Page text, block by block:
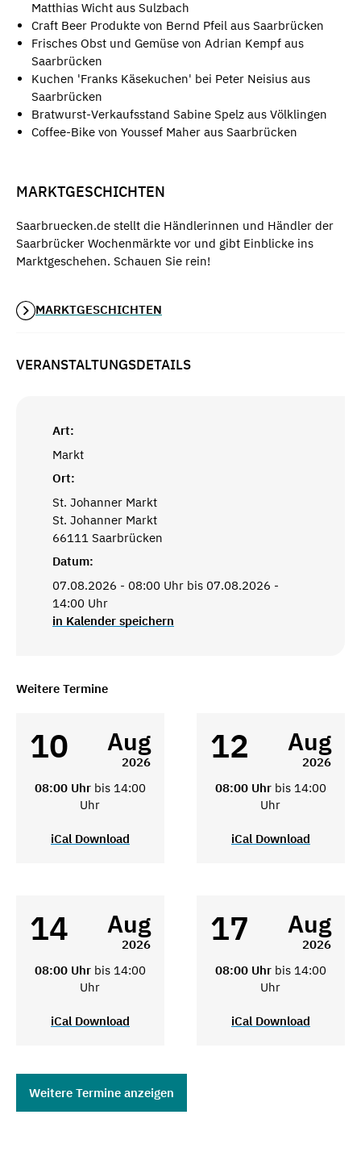
Matthias Wicht aus Sulzbach
Craft Beer Produkte von Bernd Pfeil aus Saarbrücken
Frisches Obst und Gemüse von Adrian Kempf aus
Saarbrücken
Kuchen 'Franks Käsekuchen' bei Peter Neisius aus
Saarbrücken
Bratwurst-Verkaufsstand Sabine Spelz aus Völklingen
Coffee-Bike von Youssef Maher aus Saarbrücken
MARKTGESCHICHTEN
Saarbruecken.de stellt die Händlerinnen und Händler der
Saarbrücker Wochenmärkte vor und gibt Einblicke ins
Marktgeschehen. Schauen Sie rein!
MARKTGESCHICHTEN
VERANSTALTUNGSDETAILS
Art:
Markt
Ort:
St. Johanner Markt
St. Johanner Markt
66111 Saarbrücken
Datum:
07.08.2026 - 08:00 Uhr bis 07.08.2026 -
14:00 Uhr
in Kalender speichern
Weitere Termine
10 Aug
2026
08:00 Uhr bis 14:00
Uhr
iCal Download
12 Aug
2026
08:00 Uhr bis 14:00
Uhr
iCal Download
14 Aug
2026
08:00 Uhr bis 14:00
Uhr
iCal Download
17 Aug
2026
08:00 Uhr bis 14:00
Uhr
iCal Download
Weitere Termine anzeigen